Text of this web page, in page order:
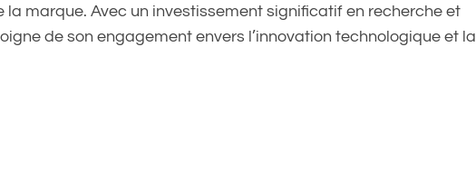
marque. Avec un investissement significatif en recherche et
de son engagement envers l’innovation technologique et la